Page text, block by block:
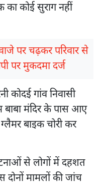
का कोई सुराग नहीं
पर चढ़कर परिवार से
पर मुकदमा दर्ज
कोदई गांव निवासी
मंदिर के पास आए
बाइक चोरी कर
से लोगों में दहशत
दोनों मामलों की जांच